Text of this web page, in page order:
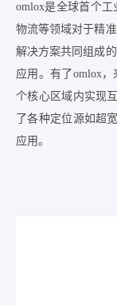
omlox是全球首个
物流等领域对于精
解决方案共同组成
应用。有了omlox
个核心区域内实现
了各种定位源如超
应用。